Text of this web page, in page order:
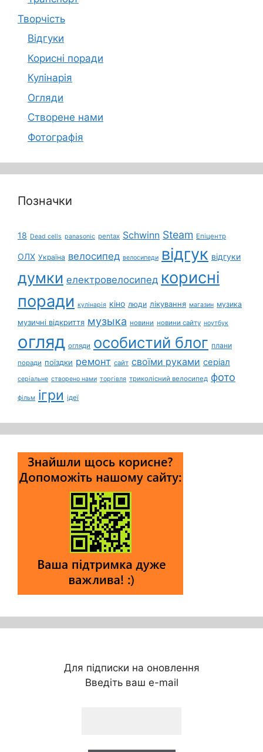
Творчість
Відгуки
Корисні поради
Кулінарія
Огляди
Створене нами
Фотографія
Позначки
18 Dead cells panasonic pentax Schwinn Steam Епіцентр
ОЛХ Україна велосипед велосипеди відгук відгуки
думки електровелосипед корисні
поради кулінарія кіно люди лікування магазин музика
музичні відкриття музыка новини новини сайту ноутбук
огляд огляди особистий блог плани
поради поїздки ремонт сайт своїми руками серіал
серіальне створено нами торгівля триколісний велосипед фото
фільм ігри ідеї
Для підписки на оновлення
Введіть ваш e-mail